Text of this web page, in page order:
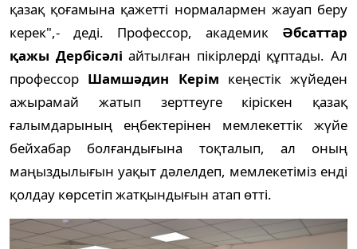
қазақ қоғамына қажетті нормалармен жауап беру
керек",- деді. Профессор, академик Әбсаттар
қажы Дербісәлі айтылған пікірлерді құптады. Ал
профессор Шамшәдин Керім кеңестік жүйеден
ажырамай жатып зерттеуге кіріскен қазақ
ғалымдарының еңбектерінен мемлекеттік жүйе
бейхабар болғандығына тоқталып, ал оның
маңыздылығын уақыт дәлелдеп, мемлекетіміз енді
қолдау көрсетіп жатқындығын атап өтті.